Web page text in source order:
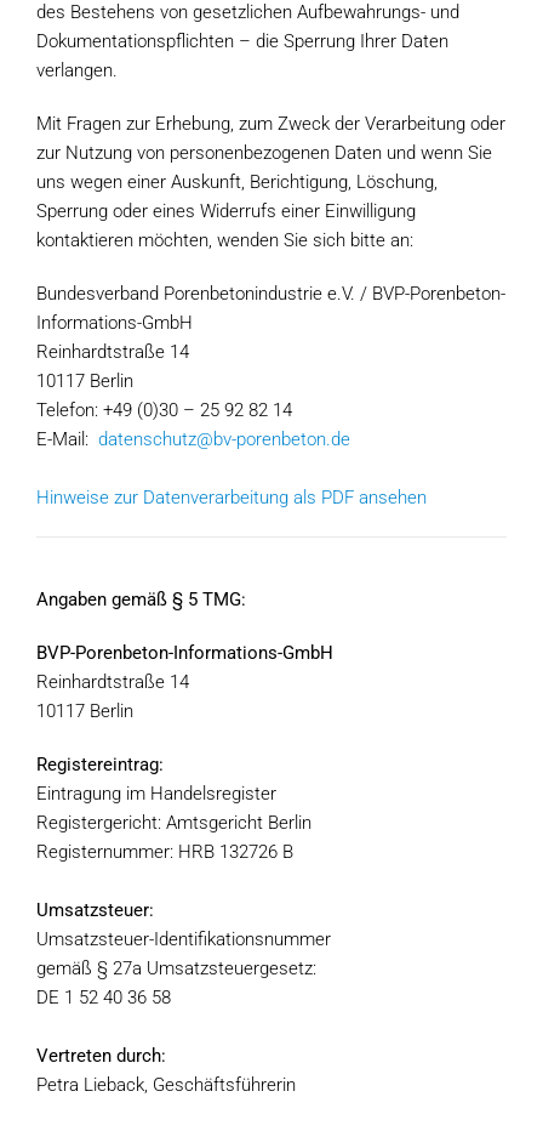
des Bestehens von gesetzlichen Aufbewahrungs- und
Dokumentationspflichten – die Sperrung Ihrer Daten
verlangen.
Mit Fragen zur Erhebung, zum Zweck der Verarbeitung oder
zur Nutzung von personenbezogenen Daten und wenn Sie
uns wegen einer Auskunft, Berichtigung, Löschung,
Sperrung oder eines Widerrufs einer Einwilligung
kontaktieren möchten, wenden Sie sich bitte an:
Bundesverband Porenbetonindustrie e.V. / BVP-Porenbeton-
Informations-GmbH
Reinhardtstraße 14
10117 Berlin
Telefon: +49 (0)30 – 25 92 82 14
E-Mail: datenschutz@bv-porenbeton.de
Hinweise zur Datenverarbeitung als PDF ansehen
Angaben gemäß § 5 TMG:
BVP-Porenbeton-Informations-GmbH
Reinhardtstraße 14
10117 Berlin
Registereintrag:
Eintragung im Handelsregister
Registergericht: Amtsgericht Berlin
Registernummer: HRB 132726 B
Umsatzsteuer:
Umsatzsteuer-Identifikationsnummer
gemäß § 27a Umsatzsteuergesetz:
DE 1 52 40 36 58
Vertreten durch:
Petra Lieback, Geschäftsführerin